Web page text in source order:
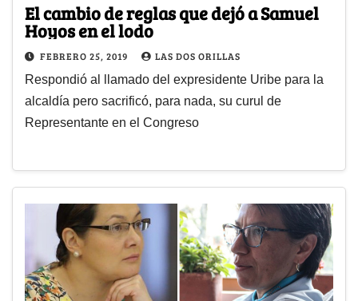
El cambio de reglas que dejó a Samuel
Hoyos en el lodo
FEBRERO 25, 2019 LAS DOS ORILLAS
Respondió al llamado del expresidente Uribe para la
alcaldía pero sacrificó, para nada, su curul de
Representante en el Congreso